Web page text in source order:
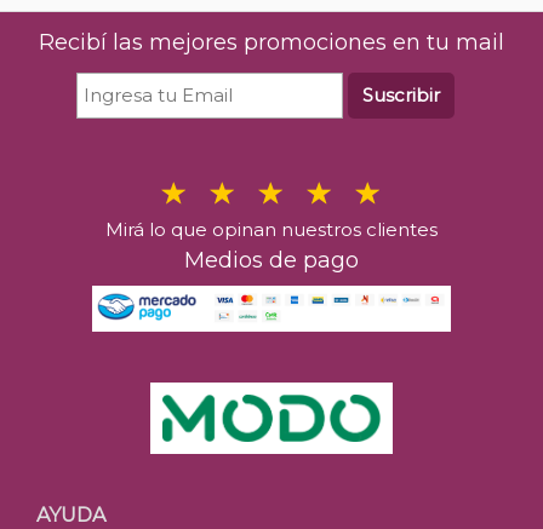
Comprar
Recibí las mejores promociones en tu mail
Suscribir
Mirá lo que opinan nuestros clientes
Medios de pago
AYUDA